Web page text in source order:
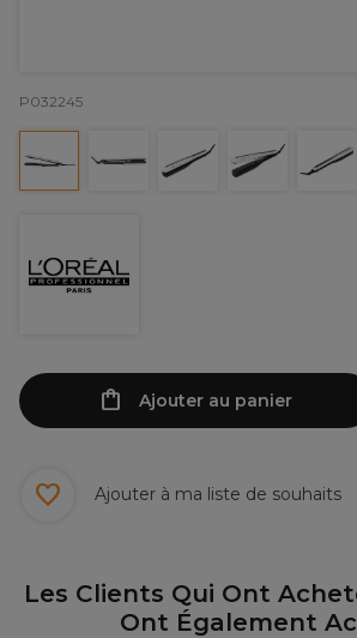
P032245
Ajouter au panier
Ajouter à ma liste de souhaits
Les Clients Qui Ont
Ont Également